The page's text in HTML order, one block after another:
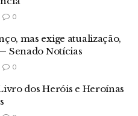
0
mas exige atualização,
Senado Notícias
0
dos Heróis e Heroínas